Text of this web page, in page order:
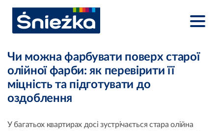
Чи можна фарбувати поверх старої
олійної фарби: як перевірити її
міцність та підготувати до
оздоблення
У багатьох квартирах досі зустрічається стара олійна